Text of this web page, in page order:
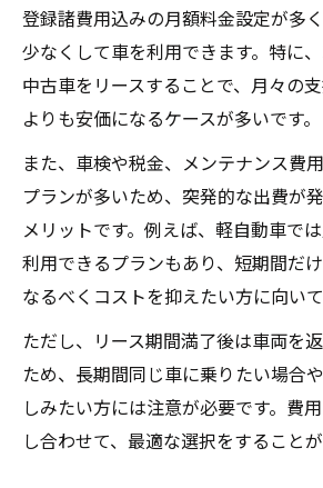
中古車とカーリースどちら
めか
中古車カーリースのメリッ
徹底比較
カーリース中古激安プラン
のコツ
中古車をリースする際の審
ト
中古車 カーリース1年だけ
定額で安心！中古車サブスクの
中古車サブスクの費用体系
仕組み
定額サービスで中古車を安
登録諸費用込みの月額料金設定が多
少なくして車を利用できます。特に
中古車をリースすることで、月々の
よりも安価になるケースが多いです。
また、車検や税金、メンテナンス費
プランが多いため、突発的な出費が
メリットです。例えば、軽自動車で
利用できるプランもあり、短期間だけ
なるべくコストを抑えたい方に向いて
ただし、リース期間満了後は車両を
ため、長期間同じ車に乗りたい場合
しみたい方には注意が必要です。費
し合わせて、最適な選択をすることが